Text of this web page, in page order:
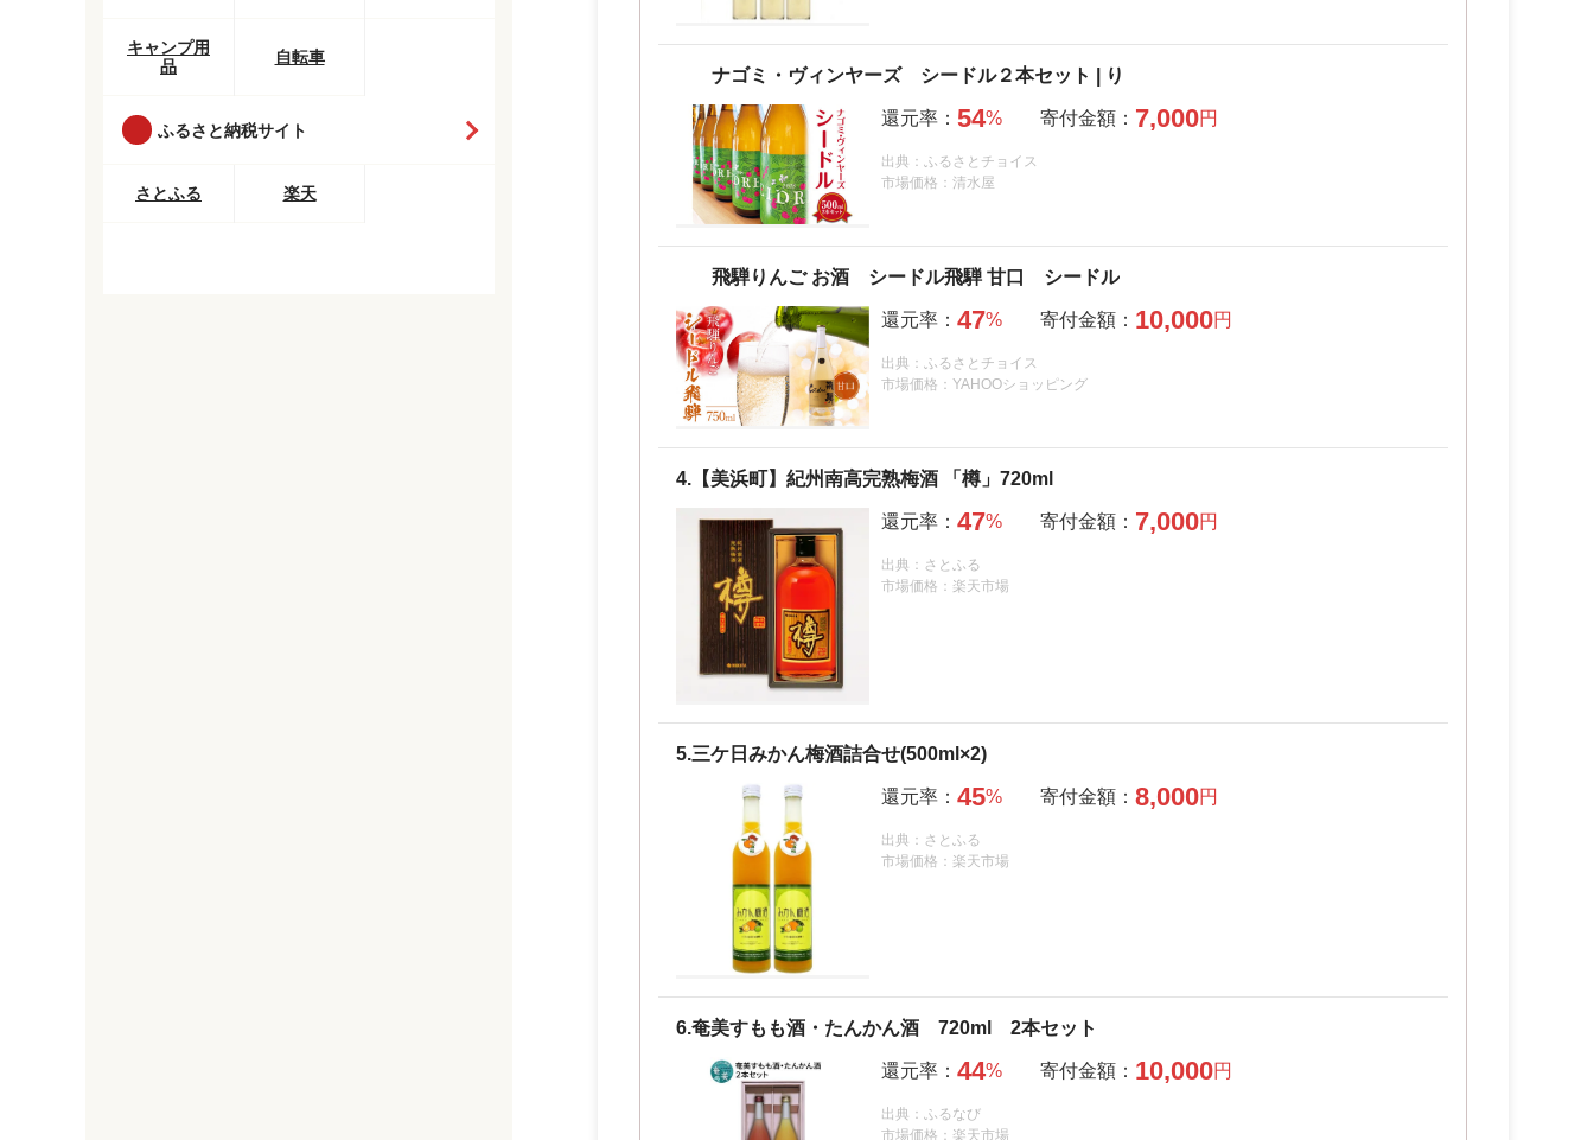
ナゴミ・ヴィンヤーズ シードル２本セット | り
54 7,000
出典：ふるさとチョイス
市場価格：清水屋
飛騨りんご お酒 シードル飛騨 甘口 シードル
47 10,000
出典：ふるさとチョイス
市場価格：YAHOOショッピング
4. 【美浜町】紀州南高完熟梅酒 「樽」720ml
47 7,000
出典：さとふる
市場価格：楽天市場
5.三ケ日みかん梅酒詰合せ(500ml×2)
45 8,000
出典：さとふる
市場価格：楽天市場
6.奄美すもも酒・たんかん酒 720ml 2本セット
44 10,000
出典：ふるなび
市場価格：楽天市場
キャンプ用
品
自転車
ふるさと納税サイト
さとふる 楽天